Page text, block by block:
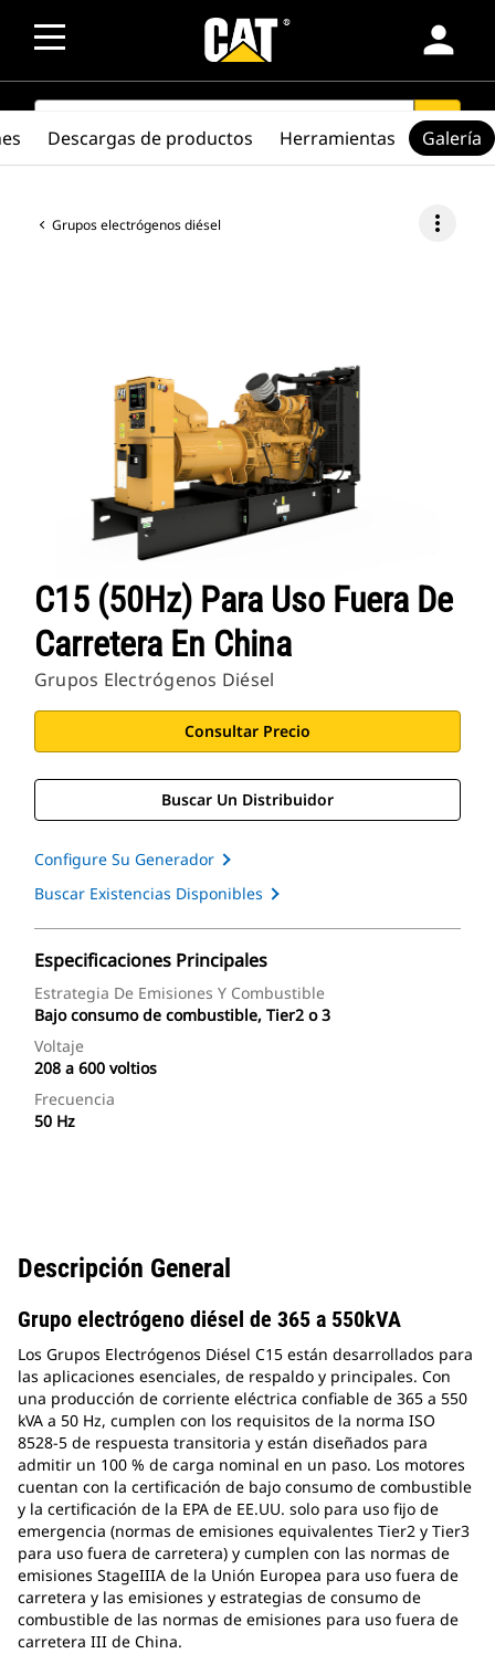
person
SEARCH search
Grupos electrógenos diésel more_vert
C15 (50Hz) Para Uso Fuera De
Carretera En China
Grupos Electrógenos Diésel
Consultar Precio
Buscar Un Distribuidor
Configure Su Generador
Buscar Existencias Disponibles
Especificaciones Principales
Estrategia De Emisiones Y Combustible
Bajo consumo de combustible, Tier2 o 3
Voltaje
208 a 600 voltios
Frecuencia
50 Hz
Descargas de productos Herramientas Galería
Descripción General
Grupo electrógeno diésel de 365 a 550kVA
Los Grupos Electrógenos Diésel C15 están desarrollados para
las aplicaciones esenciales, de respaldo y principales. Con
una producción de corriente eléctrica confiable de 365 a 550
kVA a 50 Hz, cumplen con los requisitos de la norma ISO
8528-5 de respuesta transitoria y están diseñados para
admitir un 100 % de carga nominal en un paso. Los motores
cuentan con la certificación de bajo consumo de combustible
y la certificación de la EPA de EE.UU. solo para uso fijo de
emergencia (normas de emisiones equivalentes Tier2 y Tier3
para uso fuera de carretera) y cumplen con las normas de
emisiones StageIIIA de la Unión Europea para uso fuera de
carretera y las emisiones y estrategias de consumo de
combustible de las normas de emisiones para uso fuera de
carretera III de China.